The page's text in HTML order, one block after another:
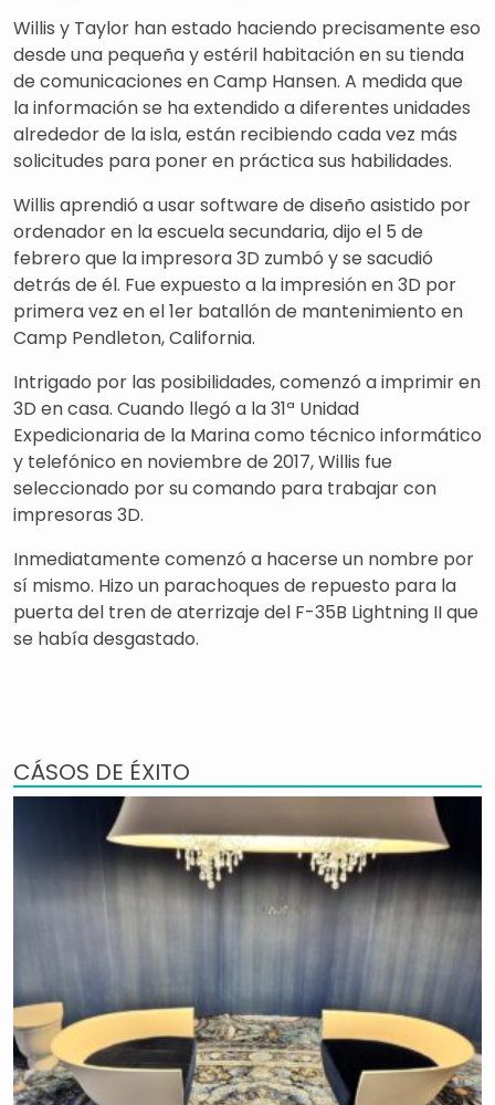
Willis y Taylor han estado haciendo precisamente eso
desde una pequeña y estéril habitación en su tienda
de comunicaciones en Camp Hansen. A medida que
la información se ha extendido a diferentes unidades
alrededor de la isla, están recibiendo cada vez más
solicitudes para poner en práctica sus habilidades.
Willis aprendió a usar software de diseño asistido por
ordenador en la escuela secundaria, dijo el 5 de
febrero que la impresora 3D zumbó y se sacudió
detrás de él. Fue expuesto a la impresión en 3D por
primera vez en el 1er batallón de mantenimiento en
Camp Pendleton, California.
Intrigado por las posibilidades, comenzó a imprimir en
3D en casa. Cuando llegó a la 31ª Unidad
Expedicionaria de la Marina como técnico informático
y telefónico en noviembre de 2017, Willis fue
seleccionado por su comando para trabajar con
impresoras 3D.
Inmediatamente comenzó a hacerse un nombre por
sí mismo. Hizo un parachoques de repuesto para la
puerta del tren de aterrizaje del F-35B Lightning II que
se había desgastado.
CÁSOS DE ÉXITO